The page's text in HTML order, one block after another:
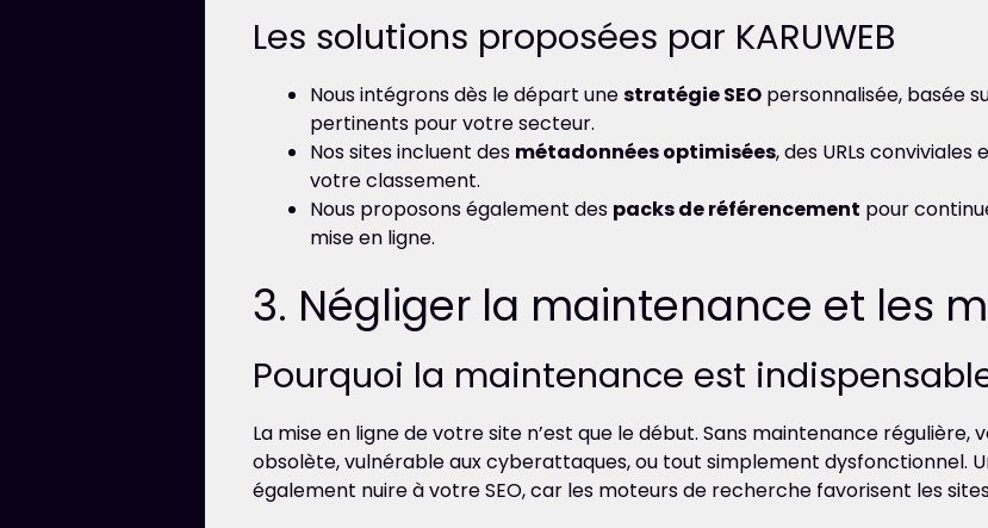
Les solutions proposées par KARUWEB
Nous intégrons dès le départ unestratégie SEO personnalisée, basée
pertinents pour votre secteur.
Nos sites incluent des métadonnées optimisées, des URLs
votre classement.
Nous proposons également des packs de référencement pour
mise en ligne.
3. Négliger la maintenance et les
Pourquoi la maintenance est
La mise en ligne de votre site n’est que le début. Sans maintenance
obsolète, vulnérable aux cyberattaques, ou tout simplement dysfonctionnel.
également nuire à votre SEO, car les moteurs de recherche favorisent les